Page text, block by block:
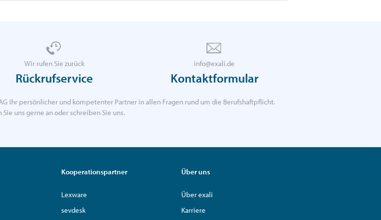
Wir rufen Sie zurück
Rückrufservice
info@exali.de
Kontaktformular
Ihr persönlicher und kompetenter Partner in allen Fragen rund um die Berufshaftpflicht.
Sie uns gerne an oder schreiben Sie uns.
Kooperationspartner
Lexware
sevdesk
Über uns
Über exali
Karriere